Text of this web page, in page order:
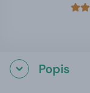
Popis